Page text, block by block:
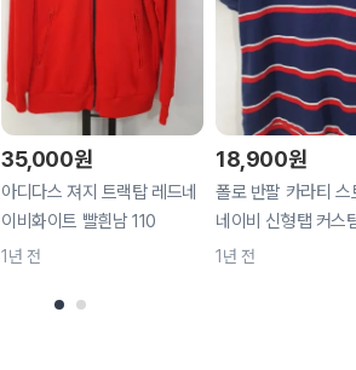
35,000원
아디다스 져지 트랙탑 레드네
이비화이트 빨흰남 110
1년 전
18,900원
폴로 반팔 카라티 스
네이비 신형탭 커스
1년 전